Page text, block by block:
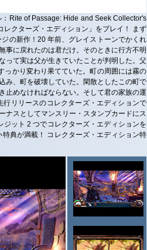
Rite of Passage: Hide and Seek Collector's
クターズ・エディション」をプレイ！ まず
の新作！20 年前、グレイストーンでかくれ
事に戻れたのは君だけ。そのときに行方不明
って実は父が生きていたことが判明した。父
っかり変わり果てていた。町の周囲には霧の
み、町を破壊していた。閑散としたこの町で
止めなければならない。そして君の家族の運
リリースのコレクターズ・エディションで
ナスとしてマンスリー・スタンプカードにス
ット 2 つでコレクターズ・エディションを
典が満載！ コレクターズ・エディション特